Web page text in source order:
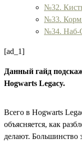
№32.
№33. Корм
№34. Наб-
[ad_1]
Данный гайд
Hogwarts Legacy.
Всего в Hogwarts
объясняется, как
делают. Большинство